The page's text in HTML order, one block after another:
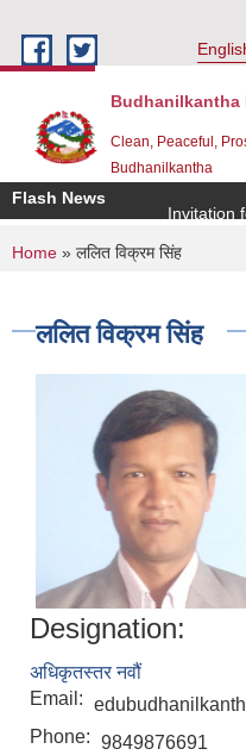
Clean, Peaceful,
Budhanilkantha
Flash News
Invitation
You are here
Home » ललित विक्रम सिंह
ललित विक्रम सिंह
Designation:
अधिकृतस्तर नवौं
Email:
Phone: 9849876691